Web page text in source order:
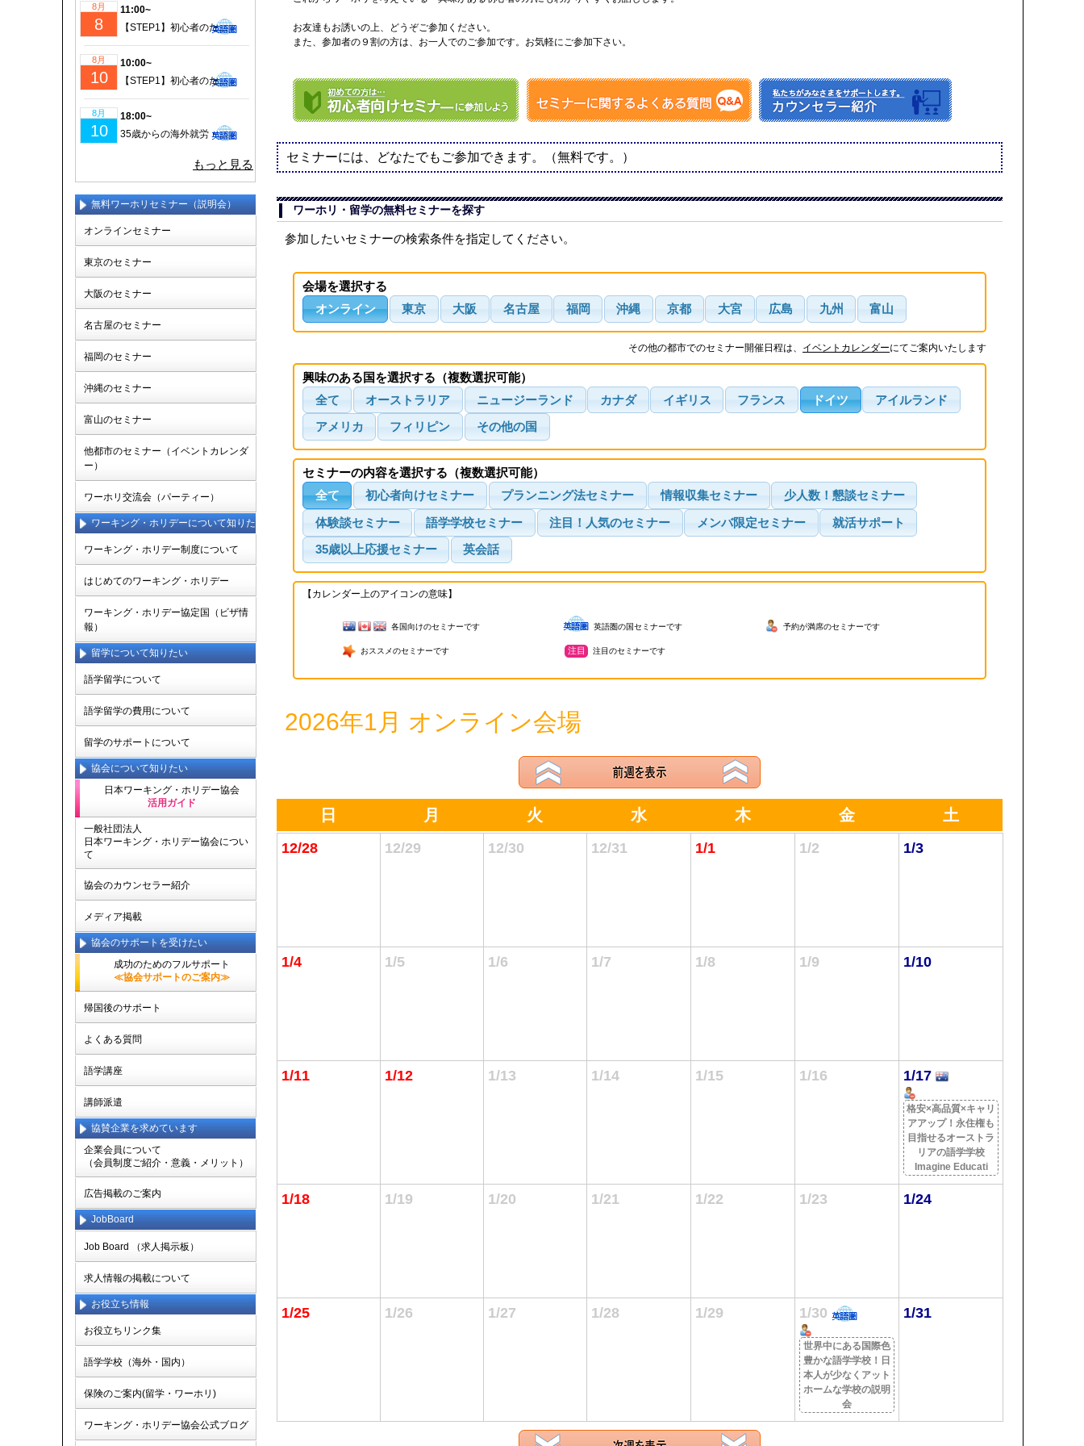
8月
8
11:00~
【STEP1】初心者のための成功するワーホリ・留学準備｜現地仕事＆ビザ情報も徹底解説！
8月
10
10:00~
【STEP1】初心者のための成功するワーホリ・留学準備｜現地仕事＆ビザ情報も徹底解説！
8月
10
18:00~
35歳からの海外就労・セカンドキャリア実現セミナー
もっと見る
無料ワーホリセミナー（説明会）
オンラインセミナー
東京のセミナー
大阪のセミナー
名古屋のセミナー
福岡のセミナー
沖縄のセミナー
富山のセミナー
他都市のセミナー（イベントカレンダ
ー）
ワーホリ交流会（パーティー）
ワーキング・ホリデーについて知りた
ワーキング・ホリデー制度について
はじめてのワーキング・ホリデー
ワーキング・ホリデー協定国（ビザ情
報）
留学について知りたい
語学留学について
語学留学の費用について
留学のサポートについて
協会について知りたい
日本ワーキング・ホリデー協会
活用ガイド
一般社団法人
日本ワーキング・ホリデー協会につい
て
協会のカウンセラー紹介
メディア掲載
協会のサポートを受けたい
成功のためのフルサポート
≪協会サポートのご案内≫
帰国後のサポート
よくある質問
語学講座
講師派遣
協賛企業を求めています
企業会員について
（会員制度ご紹介・意義・メリット）
広告掲載のご案内
JobBoard
Job Board （求人掲示板）
求人情報の掲載について
お役立ち情報
お役立ちリンク集
語学学校（海外・国内）
保険のご案内(留学・ワーホリ)
ワーキング・ホリデー協会公式ブログ
お友達もお誘いの上、どうぞご参加ください。
また、参加者の９割の方は、お一人でのご参加です。お気軽にご参加下さい。
セミナーには、どなたでもご参加できます。（無料です。）
ワーホリ・留学の無料セミナーを探す
参加したいセミナーの検索条件を指定してください。
会場を選択する
オンライン
東京 大阪 名古屋 福岡 沖縄 京都 大宮 広島 九州 富山
その他の都市でのセミナー開催日程は、 イベントカレンダーにてご案内いたします
興味のある国を選択する（複数選択可能）
全て
オーストラリア ニュージーランド カナダ イギリス フランス ドイツ アイルランド
アメリカ フィリピン その他の国
セミナーの内容を選択する（複数選択可能）
全て
初心者向けセミナー プランニング法セミナー 情報収集セミナー 少人数！懇談セミナー
体験談セミナー 語学学校セミナー 注目！人気のセミナー メンバ限定セミナー 就活サポート
35歳以上応援セミナー 英会話
【カレンダー上のアイコンの意味】
各国向けのセミナーです 英語圏の国セミナーです 予約が満席のセミナーです
おススメのセミナーです 注目 注目のセミナーです
2026年1月 オンライン会場
日 月 火 水 木 金 土
12/28 12/29 12/30 12/31 1/1 1/2 1/3
1/4 1/5 1/6 1/7 1/8 1/9 1/10
1/11 1/12 1/13 1/14 1/15 1/16 1/17
格安×高品質×キャリ
アアップ！永住権も
目指せるオーストラ
リアの語学学校
Imagine Educati
1/18 1/19 1/20 1/21 1/22 1/23 1/24
1/25 1/26 1/27 1/28 1/29 1/30
世界中にある国際色
豊かな語学学校！日
本人が少なくアット
ホームな学校の説明
会
1/31